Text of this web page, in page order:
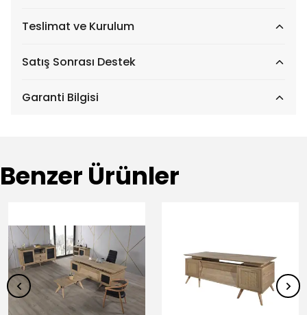
Teslimat ve Kurulum
Satış Sonrası Destek
Garanti Bilgisi
Benzer Ürünler